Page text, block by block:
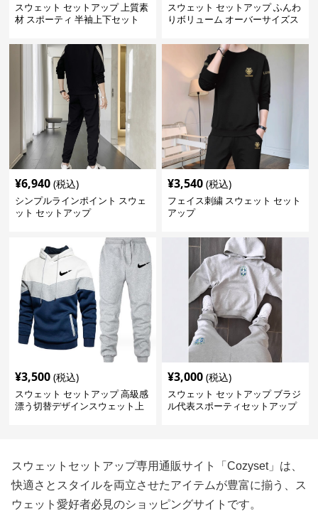
スウェット セットアップ 上質素
材 スポーティ 半袖上下セット
スウェット セットアップ ふんわ
りボリューム オーバーサイズス
¥6,940 (税込)
シンプルラインポイント スウェ
ット セットアップ
¥3,540 (税込)
フェイス刺繍 スウェット セット
アップ
¥3,500 (税込)
スウェット セットアップ 高級感
漂う切替デザインスウェット上
¥3,000 (税込)
スウェット セットアップ ブラジ
ル代表スポーティセットアップ
スウェットセットアップ専用通販サイト「Cozyset」は、
快適さとスタイルを両立させたアイテムが豊富に揃う、ス
ウェット愛好者必見のショッピングサイトです。